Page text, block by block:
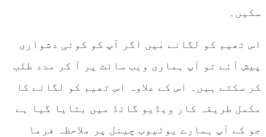
سکیں۔
اس تھیم کو لگانے مٰیں اگر آپ کو کوئی دشواری
پیش آئے تو آپ ہماری ویب سائٹ پر آ کر مدد طلب
کر سکتے ہیں۔ اس کے علاوہ اس تھیم کو لگانے کا
مکمل طریقہ کار ویڈیو گائڈ میں بتایا گیا ہے
جو کے آپ ہمارے یوٹیوب چینل پر ملاحظہ فرما